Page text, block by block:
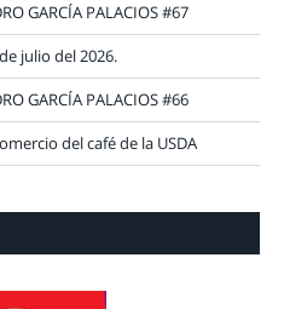
GARCÍA PALACIOS #67
julio del 2026.
GARCÍA PALACIOS #66
del café de la USDA